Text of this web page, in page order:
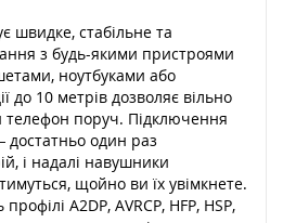
швидке, стабільне та
з будь-якими пристроями
ноутбуками або
до 10 метрів дозволяє вільно
поруч. Підключення
достатньо один раз
і надалі навушники
щойно ви їх увімкнете.
A2DP, AVRCP, HFP, HSP,